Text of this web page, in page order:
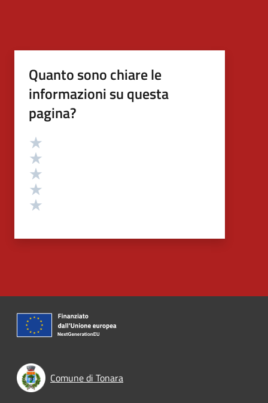
Quanto sono chiare le
informazioni su questa
pagina?
Valutazione
Comune di Tonara